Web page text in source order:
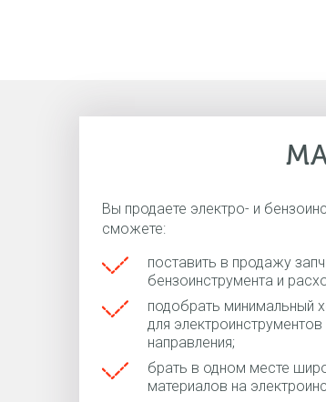
Вы продаете электро- и
сможете:
поставить в продажу
бензоинструмента и
подобрать минимальный
для
направления;
брать в одном месте
материалов на